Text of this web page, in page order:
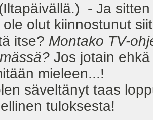
- Ja
olut kiinnostunut
itse? Montako TV-
Jos jotain
mieleen...!
säveltänyt taas
tuloksesta!